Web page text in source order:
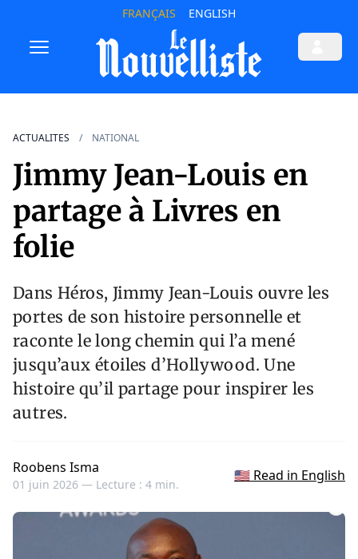
FRANÇAIS ENGLISH
ACTUALITES NATIONAL
Jimmy Jean-Louis en
partage à Livres en
folie
Dans Héros, Jimmy Jean-Louis ouvre les
portes de son histoire personnelle et
raconte le long chemin qui l’a mené
jusqu’aux étoiles d’Hollywood. Une
histoire qu’il partage pour inspirer les
autres.
Roobens Isma
01 juin 2026 — Lecture : 4 min.
🇺🇸 Read in English